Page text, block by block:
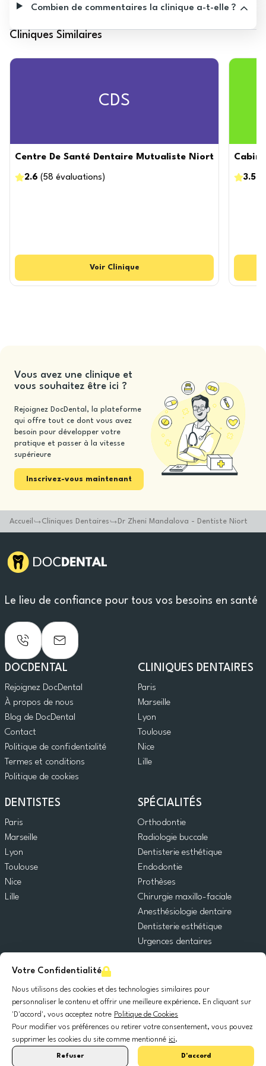
Votre Confidentialité
Nous utilisons des cookies et des technologies similaires pour
personnaliser le contenu et offrir une meilleure expérience. En cliquant sur
'D'accord', vous acceptez notre Politique de Cookies
Pour modifier vos préférences ou retirer votre consentement, vous pouvez
supprimer les cookies du site comme mentionné ici.
Refuser D'accord
Combien de commentaires la clinique a-t-elle ?
Cliniques Similaires
CDS
Centre De Santé Dentaire Mutualiste Niort
2.6 (58 évaluations )
Voir Clinique
3.5
Vous avez une clinique et
vous souhaitez être ici ?
Rejoignez DocDental, la plateforme
qui offre tout ce dont vous avez
besoin pour développer votre
pratique et passer à la vitesse
supérieure
Inscrivez-vous maintenant
Accueil Cliniques Dentaires Dr Zheni Mandalova - Dentiste Niort
Le lieu de confiance pour tous vos besoins en santé
DOCDENTAL
Rejoignez DocDental
À propos de nous
Blog de DocDental
Contact
Politique de confidentialité
Termes et conditions
Politique de cookies
CLINIQUES DENTAIRES
Paris
Marseille
Lyon
Toulouse
Nice
Lille
DENTISTES
Paris
Marseille
Lyon
Toulouse
Nice
Lille
SPÉCIALITÉS
Orthodontie
Radiologie buccale
Dentisterie esthétique
Endodontie
Prothèses
Chirurgie maxillo-faciale
Anesthésiologie dentaire
Dentisterie esthétique
Urgences dentaires
Chirurgie orale
Implantologie dentaire
Parodontie
© 2025 DocDental. Tous les droits réservés.
United España Polska